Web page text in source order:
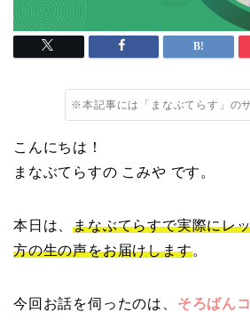
※本記事には「まなぶてらす」の
こんにちは！
まなぶてらすの こみや です。
本日は、まなぶてらすで実際にレ
方の生の声をお届けします。
今回お話を伺ったのは、 そろばん